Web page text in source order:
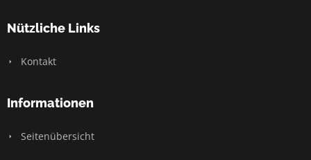
Nützliche Links
Kontakt
Informationen
Seitenübersicht